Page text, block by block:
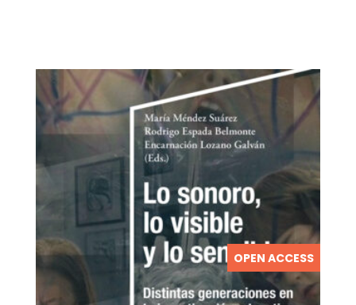
OPEN ACCESS